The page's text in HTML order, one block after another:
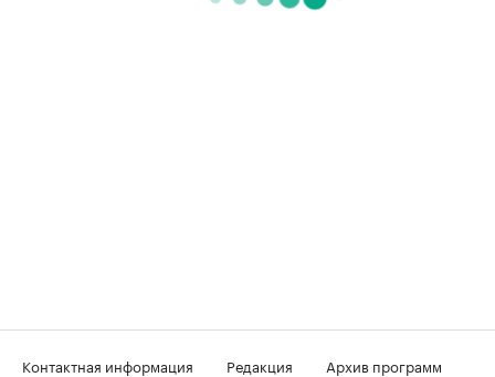
Контактная информация Редакция
Архив программ